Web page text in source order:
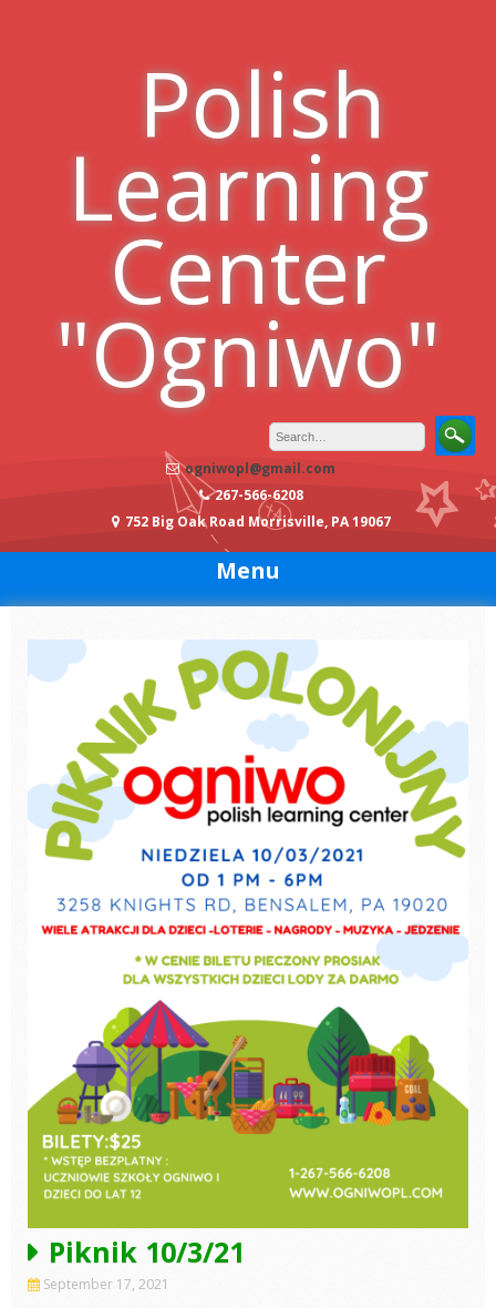
Polish
Learning
Center
"Ogniwo"
ogniwopl@gmail.com
267-566-6208
752 Big Oak Road Morrisville, PA 19067
Menu
Piknik 10/3/21
September 17, 2021